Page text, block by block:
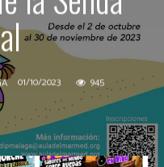
01/10/2023 945